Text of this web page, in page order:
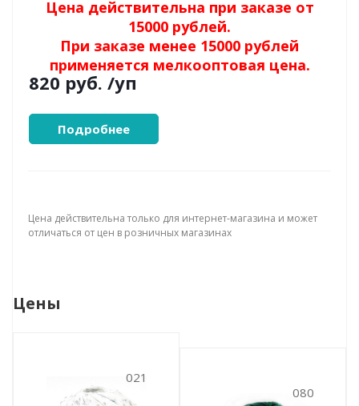
Цена действительна при заказе от
15000 рублей.
При заказе менее 15000 рублей
применяется мелкооптовая цена.
820 руб. /уп
Подробнее
Цена действительна только для интернет-магазина и может
отличаться от цен в розничных магазинах
Цены
021
080